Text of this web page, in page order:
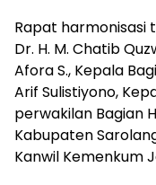
Rapat harmonisasi
Dr. H. M. Chatib
Afora S., Kepala
Arif Sulistiyono,
perwakilan Bagian
Kabupaten
Kanwil Kemenkum